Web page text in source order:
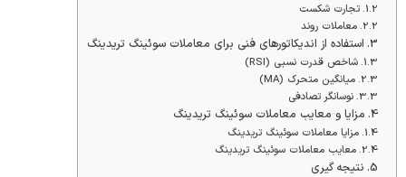
تجارت شکست
معاملات روند
استفاده از اندیکاتورهای فنی برای معاملات سوئینگ تریدینگ
شاخص قدرت نسبی (RSI)
میانگین متحرک (MA)
نوسانگر تصادفی
مزایا و معایب معاملات سوئینگ تریدینگ
مزایا معاملات سوئینگ تریدینگ
معایب معاملات سوئینگ تریدینگ
نتیجه گیری